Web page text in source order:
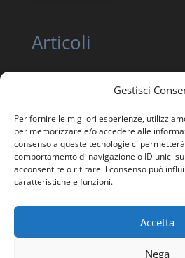
Gestisci
Per fornire le migliori esperienze,
per memorizzare e/o accedere alle
consenso a queste tecnologie ci
comportamento di navigazione o ID unici
acconsentire o ritirare il consenso può
caratteristiche e funzioni.
Accetta
Nega
Articoli
ASSEMBLEA NAZIONALE
ASSEMBLEA NAZIONALE
APRILE 2026
Trasparenza, Etica e
Giornata in memoria delle